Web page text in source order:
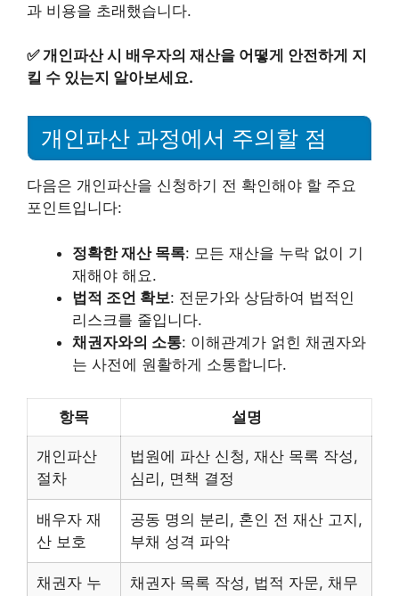
과 비용을 초래했습니다.
✅개인파산 시 배우자의 재산을 어떻게 안전하게 지
킬 수 있는지 알아보세요.
개인파산 과정에서 주의할 점
다음은 개인파산을 신청하기 전 확인해야 할 주요
포인트입니다:
정확한 재산 목록: 모든 재산을 누락 없이 기
재해야 해요.
법적 조언 확보: 전문가와 상담하여 법적인
리스크를 줄입니다.
채권자와의 소통: 이해관계가 얽힌 채권자와
는 사전에 원활하게 소통합니다.
항목 설명
개인파산
절차
법원에 파산 신청, 재산 목록 작성,
심리, 면책 결정
배우자 재
산 보호
공동 명의 분리, 혼인 전 재산 고지,
부채 성격 파악
채권자 누
채권자 목록 작성, 법적 자문, 채무